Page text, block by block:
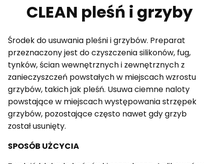
CLEAN pleśń i grzyby
Środek do usuwania pleśni i grzybów. Preparat
przeznaczony jest do czyszczenia silikonów, fug,
tynków, ścian wewnętrznych i zewnętrznych z
zanieczyszczeń powstałych w miejscach wzrostu
grzybów, takich jak pleśń. Usuwa ciemne naloty
powstające w miejscach występowania strzępek
grzybów, pozostające często nawet gdy grzyb
został usunięty.
SPOSÓB UŻCYCIA